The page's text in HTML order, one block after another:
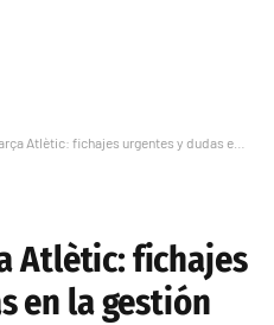
Atlètic: fichajes urgentes y dudas en la gestión
Atlètic: fichajes
en la gestión